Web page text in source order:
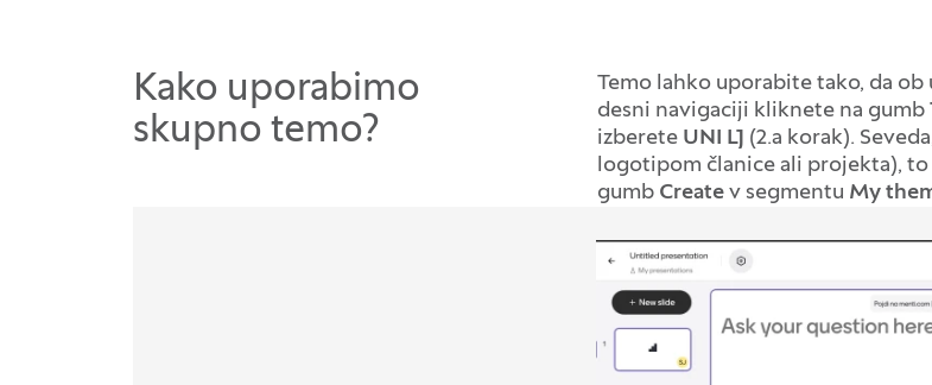
Kako uporabimo
skupno temo?
Temo lahko uporabite tako, da
desni navigaciji kliknete na gumb
izberete UNI LJ (2.a korak).
logotipom članice ali projekta),
gumb Createv segmentu My